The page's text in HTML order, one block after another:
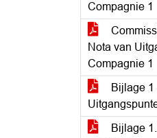
Compagnie 1
Nota van
Compagnie 1
Bijlage 1
Bijlage